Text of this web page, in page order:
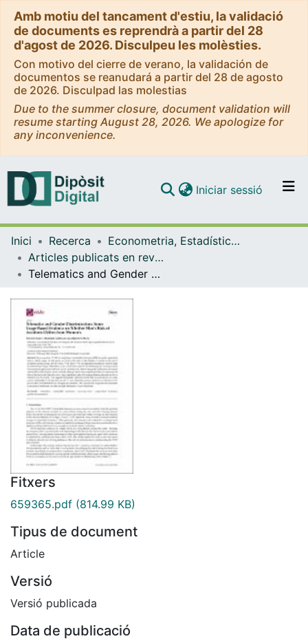
Amb motiu del tancament d'estiu, la validació
de documents es reprendrà a partir del 28
d'agost de 2026. Disculpeu les molèsties.
Con motivo del cierre de verano, la validación de
documentos se reanudará a partir del 28 de agosto
de 2026. Disculpad las molestias
Due to the summer closure, document validation will
resume starting August 28, 2026. We apologize for
any inconvenience.
Navega per tot el DD
Iniciar sessió (current)
Inici Recerca
Econometria, Estadística i Economia Aplicada
Articles publicats en revistes (Econometria, Estadística i Economia Aplicada)
Telematics and Gender Discrimination: Some Usage-Based Evidence on Whether Men's Risk of Accidents Differs from Women's
Fitxers
659365.pdf (814.99 KB)
Tipus de document
Article
Versió
Versió publicada
Data de publicació